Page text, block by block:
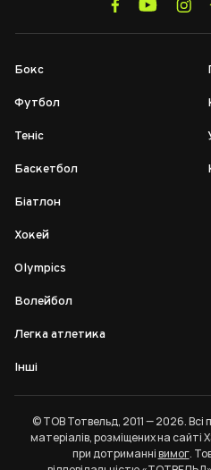
Бокс
Футбол
Теніс
Баскетбол
Біатлон
Хокей
Olympics
Волейбол
Легка атлетика
Інші
© ТОВ Тотвельд, 2011 — 2026. Всі
матеріалів, розміщених на сайті
при дотриманнівимог.